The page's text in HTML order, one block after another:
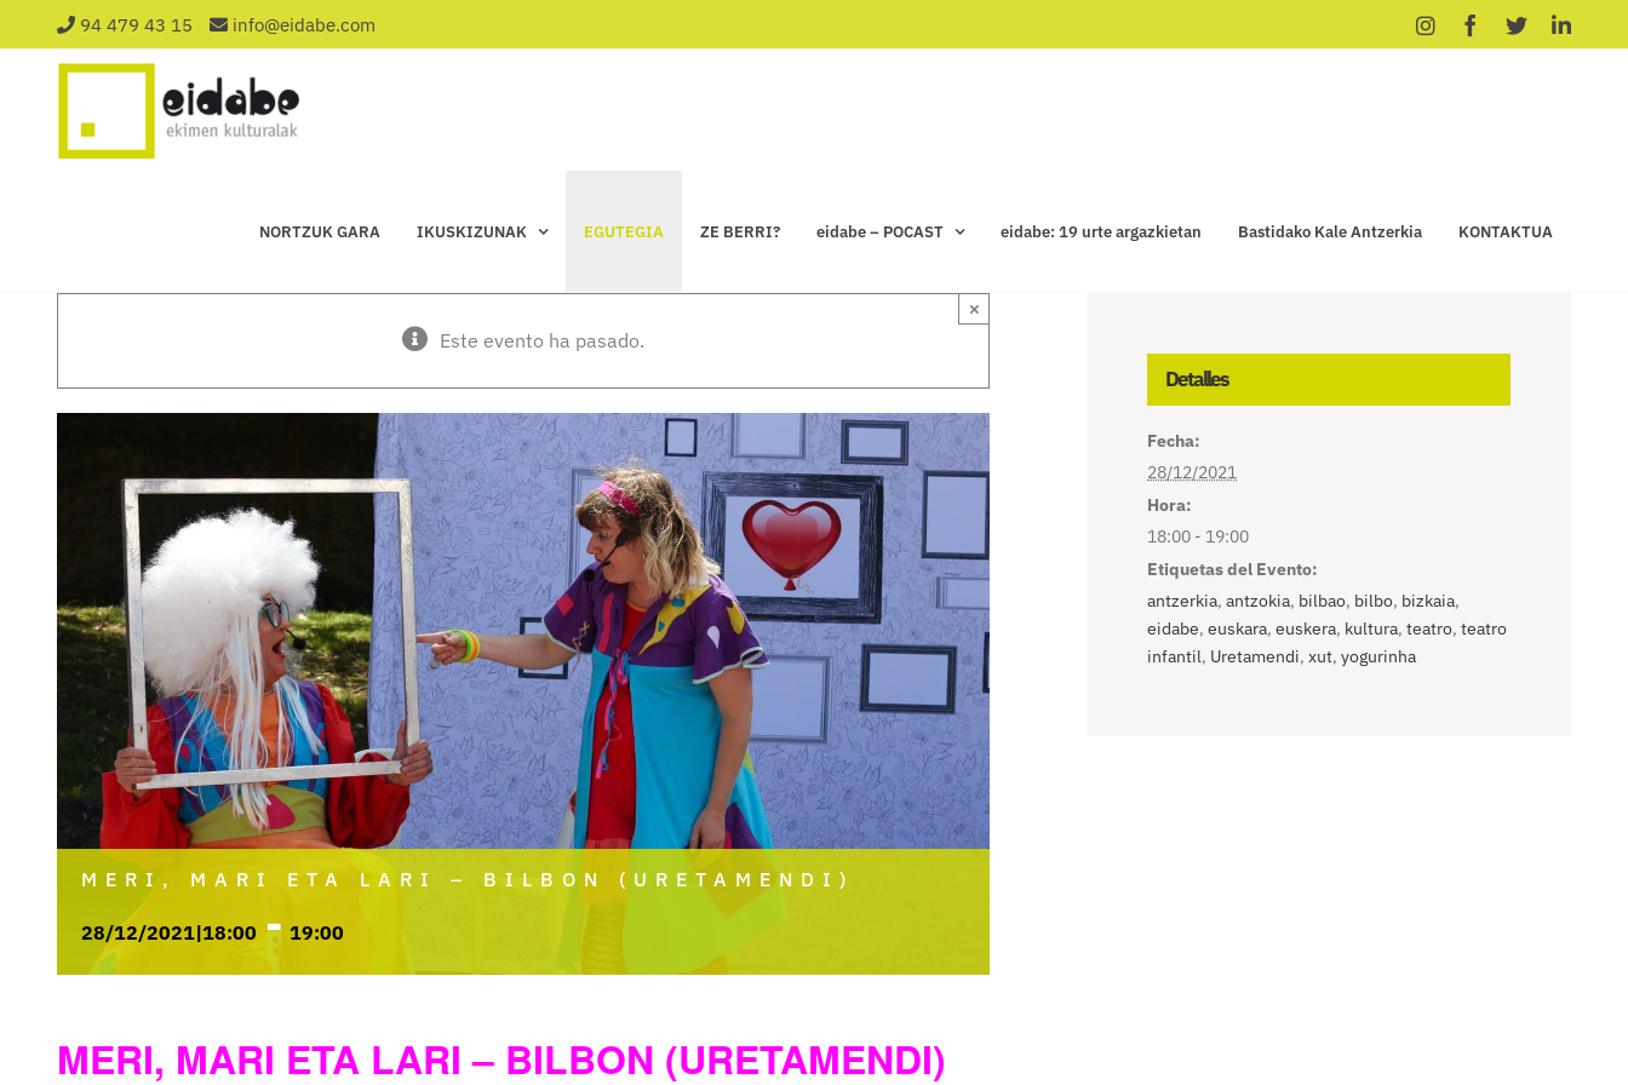
al
contenido
94 479 43 15 info@eidabe.com InstagramFacebook
X
NORTZUK GARA IKUSKIZUNAK EGUTEGIA ZE BERRI? eidabe – POCAST eidabe: 19 urte argazkietan Bastidako Kale Antzerkia KONTAKTUA
Este evento ha pasado.
×
MERI, MARI ETA LARI – BILBON (URETAMENDI)
28/12/2021|18:00 - 19:00
MERI, MARI ETA LARI – BILBON (URETAMENDI)
Detalles
Fecha:
28/12/2021
Hora:
18:00 - 19:00
Etiquetas del Evento:
antzerkia, antzokia, bilbao, bilbo, bizkaia,
eidabe, euskara, euskera, kultura, teatro, teatro
infantil, Uretamendi, xut, yogurinha